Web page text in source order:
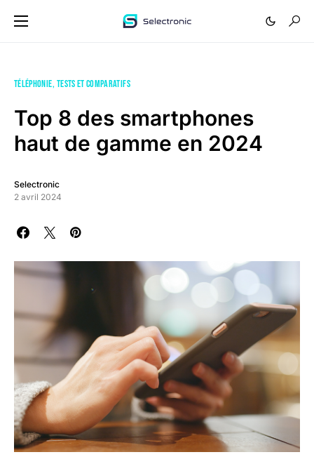
TÉLÉPHONIE TESTS ET COMPARATIFS
Top 8 des smartphones
haut de gamme en 2024
Selectronic
2 avril 2024